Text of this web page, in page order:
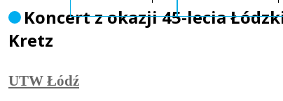
Koncert z okazji 45-lecia
Kretz
UTW Łódź